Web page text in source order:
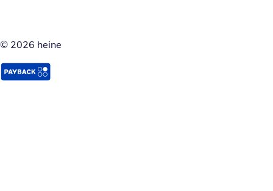
© 2026 heine